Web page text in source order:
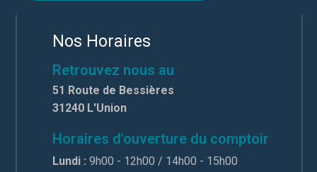
Nos Horaires
Retrouvez nous au
51 Route de Bessières
31240 L'Union
Horaires d'ouverture du comptoir
Lundi : 9h00 - 12h00 / 14h00 - 15h00